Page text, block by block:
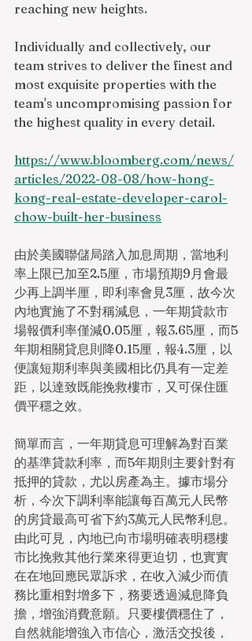
reaching new heights.
Individually and collectively, our
team strives to deliver the finest and
most exquisite properties with the
team's uncompromising passion for
the highest quality in every detail.
https://www.bloomberg.com/news/
articles/2022-08-08/how-hong-
kong-real-estate-developer-carol-
chow-built-her-business
由於美國聯儲局踏入加息周期，當地利
率上限已加至2.5厘，市場預期9月會最
少再上調半厘，即利率會見3厘，故今次
內地實施了不對稱減息，一年期貸款市
場報價利率僅減0.05厘，報3.65厘，而5
年期相關貸息則降0.15厘，報4.3厘，以
便讓短期利率與美國相比仍具有一定差
距，以達致既能挽救樓市，又可保住匯
價平穩之效。
簡單而言，一年期貸息可理解為對百業
的基準貸款利率，而5年期則主要針對有
抵押的貸款，尤以房產為主。據市場分
析，今次下調利率能讓每百萬元人民幣
的房貸最高可省下約3萬元人民幣利息。
由此可見，內地已向市場明確表明穩樓
市比挽救其他行業來得更迫切，也實實
在在地回應民眾訴求，在收入減少而債
務比重相對增多下，務要透過減息降負
擔，增強消費意願。只要樓價穩住了，
自然就能增強入市信心，激活交投後，